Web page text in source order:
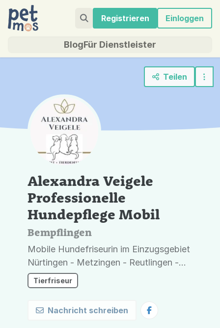
Registrieren Einloggen
BlogFür Dienstleister
Teilen
Alexandra Veigele
Professionelle
Hundepflege Mobil
Bempflingen
Mobile Hundefriseurin im Einzugsgebiet
Nürtingen - Metzingen - Reutlingen -
Tübingen - Balingen - Rottweil
Tierfriseur
Nachricht schreiben